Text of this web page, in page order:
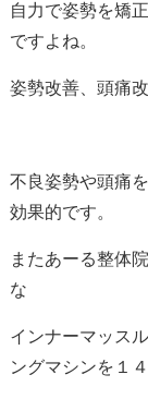
自力で姿勢を矯
ですよね。
姿勢改善、頭痛
不良姿勢や頭痛
効果的です。
またあーる整体
な
インナーマッス
ングマシンを１